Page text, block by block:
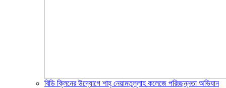
বিডি ক্লিনের উদ্যোগে শাহ্ নেয়ামতুল্লাহ কলেজে পরিচ্ছন্নতা অভিযান